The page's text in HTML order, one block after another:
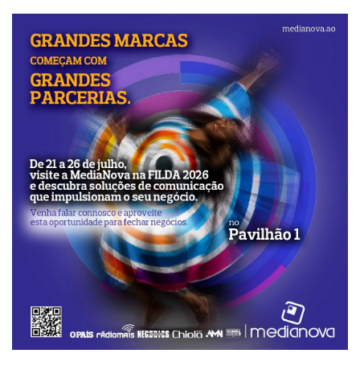
para a vida, logo, todos merecemos usufruir
dela e dos benefícios que ela acarreta.
porque, tal como se diz, “a água é vida” e a
vida é uma dádiva, é uma graça que nos é
ofertada sem algum merecimento da nossa
Bem, nós esperamos expectantes e com
muita fé que essa fase passe ou que, melhor
do que isso, se levante um “José do egipto”
para, ao menos, fazer as ligações para que
possamos ter água nesse tempo das vacas
magras.
POR:Germano Notícia,Cazenga, Nocal